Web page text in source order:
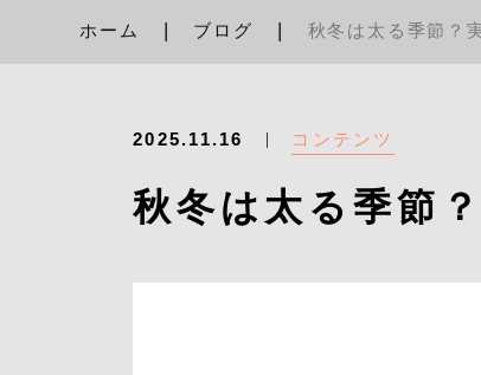
ホーム ブログ 秋冬は太る季節？
2025.11.16 コンテンツ
秋冬は太る季節